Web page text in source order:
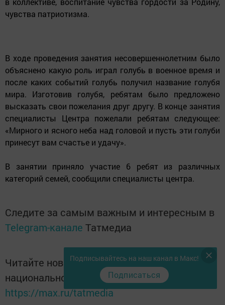
чувства патриотизма.
В ходе проведения занятия несовершеннолетним было
объяснено какую роль играл голубь в военное время и
после каких событий голубь получил название голубя
мира. Изготовив голубя, ребятам было предложено
высказать свои пожелания друг другу. В конце занятия
специалисты Центра пожелали ребятам следующее:
«Мирного и ясного неба над головой и пусть эти голуби
принесут вам счастье и удачу».
В занятии приняло участие 6 ребят из различных
категорий семей, сообщили специалисты центра.
Следите за самым важным и интересным в
Telegram-канале Татмедиа
Читайте новости Татарстана в
национальном мессенджере MАХ:
https://max.ru/tatmedia
Подписывайтесь на наш канал в Макс!
Подписаться